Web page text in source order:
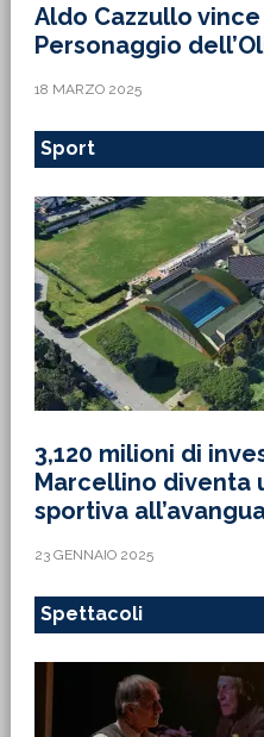
Aldo Cazzullo vince
Personaggio
18 MARZO 2025
Sport
3,120 milioni di
Marcellino diventa
sportiva
23 GENNAIO 2025
Spettacoli